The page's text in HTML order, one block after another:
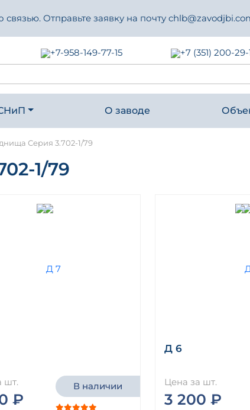
Отправьте заявку на почту
+7-958-149-77-15 +7 (351) 200-29-
О заводе
Серия 3.702-1/79
1/79
шт.
₽
В наличии
Д 6
Цена за шт.
3 200 ₽